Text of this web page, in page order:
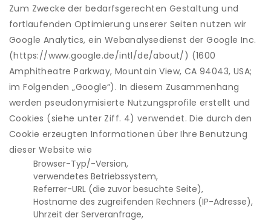
Zum Zwecke der bedarfsgerechten Gestaltung und
fortlaufenden Optimierung unserer Seiten nutzen wir
Google Analytics, ein Webanalysedienst der Google Inc.
(https://www.google.de/intl/de/about/) (1600
Amphitheatre Parkway, Mountain View, CA 94043, USA;
im Folgenden „Google“). In diesem Zusammenhang
werden pseudonymisierte Nutzungsprofile erstellt und
Cookies (siehe unter Ziff. 4) verwendet. Die durch den
Cookie erzeugten Informationen über Ihre Benutzung
dieser Website wie
Browser-Typ/-Version,
verwendetes Betriebssystem,
Referrer-URL (die zuvor besuchte Seite),
Hostname des zugreifenden Rechners (IP-Adresse),
Uhrzeit der Serveranfrage,